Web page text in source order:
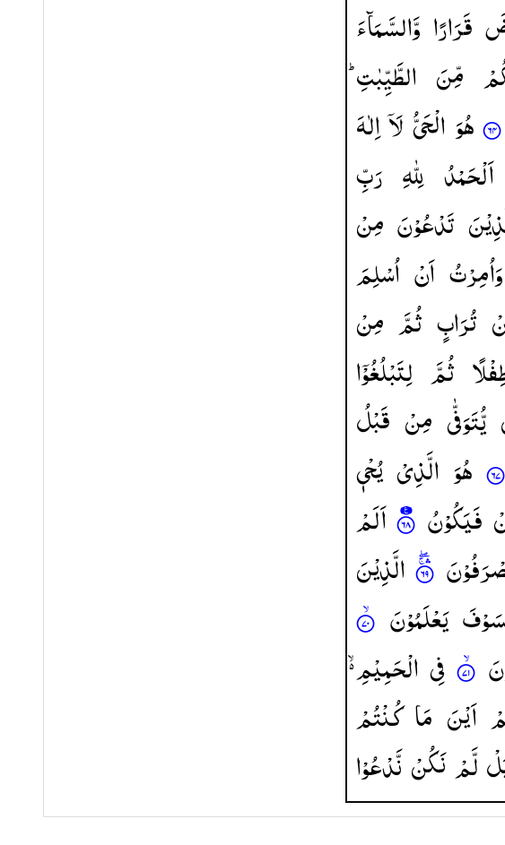
قَرَارًا وَّالسَّمَآءَ
مِّنَ الطَّیِّبٰتِ ؕ
هُوَالْحَیُّلَاۤاِلٰهَ
اَلْحَمْدُ لِلّٰهِ رَبِّ
تَدْعُوْنَ مِنْ
وَاُمِرْتُ اَنْ اُسْلِمَ
تُرَابٍ ثُمَّ مِنْ
ثُمَّ لِتَبْلُغُوْۤا
یُّتَوَفّٰی مِنْ قَبْلُ
هُوَ الَّذِیْ یُحْیٖ
فَیَكُوْنُ
اَلَمْ
الَّذِیْنَ
یَعْلَمُوْنَ
فِی الْحَمِیْمِ ۙ۬
اَیْنَ مَا كُنْتُمْ
لَّمْنَكُنْنَّدْعُوْا